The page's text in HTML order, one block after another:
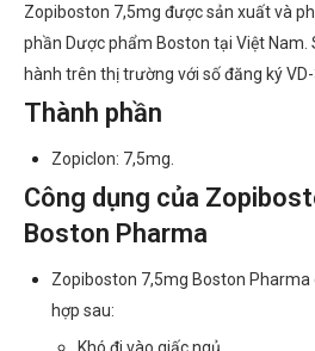
Zopiboston 7,5mg được sản xuất và
phần Dược phẩm Boston tại Việt Nam.
hành trên thị trường với số đăng ký
Thành phần
Zopiclon: 7,5mg.
Công dụng của
Boston Pharma
Zopiboston 7,5mg Boston
hợp sau: